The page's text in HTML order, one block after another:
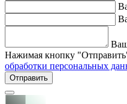
Нажимая кнопку
обработки персональных
Отправить